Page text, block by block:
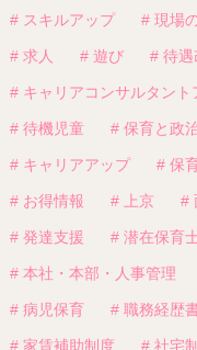
# スキルアップ # 現場
# 求人 # 遊び # 待遇
# キャリアコンサルタント
# 待機児童 # 保育と政
# キャリアアップ # 保
# お得情報 # 上京 #
# 発達支援 # 潜在保育
# 本社・本部・人事管理
# 病児保育 # 職務経歴
# 家賃補助制度 # 社宅